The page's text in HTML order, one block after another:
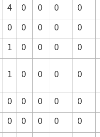
4 0 0 0 0
0 0 0 0 0
1 0 0 0 0
1 0 0 0 0
0 0 0 0 0
0 0 0 0 0